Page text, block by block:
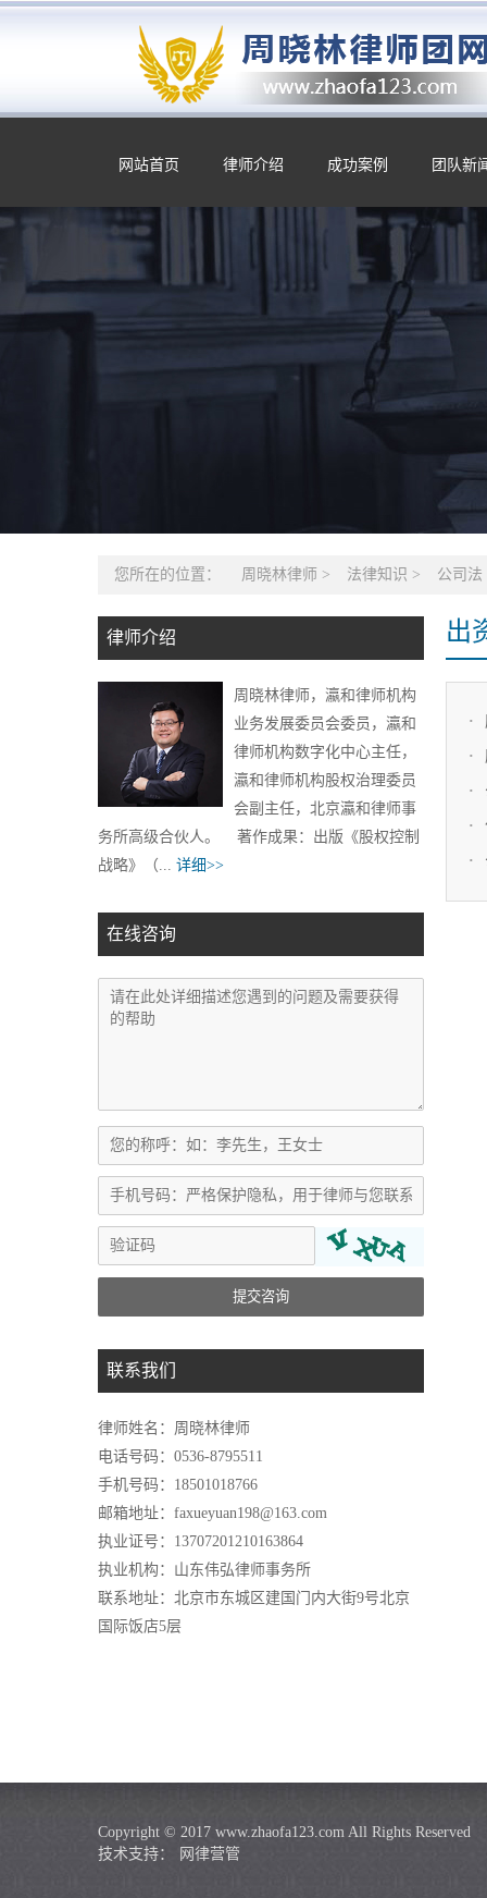
网站首页 律师介绍 成功案例 团队新
您所在的位置： 周晓林律师 > 法律知识 > 公司法
律师介绍
周晓林律师，瀛和律师机构
业务发展委员会委员，瀛和
律师机构数字化中心主任，
瀛和律师机构股权治理委员
会副主任，北京瀛和律师事
务所高级合伙人。 著作成果：出版《股权控制
战略》（... 详细>>
在线咨询
提交咨询
联系我们
律师姓名：周晓林律师
电话号码：0536-8795511
手机号码：18501018766
邮箱地址：faxueyuan198@163.com
执业证号：13707201210163864
执业机构：山东伟弘律师事务所
联系地址：北京市东城区建国门内大街9号北京
国际饭店5层
出
Copyright © 2017 www.zhaofa123.com All Rights Reserved
技术支持：
网律营管